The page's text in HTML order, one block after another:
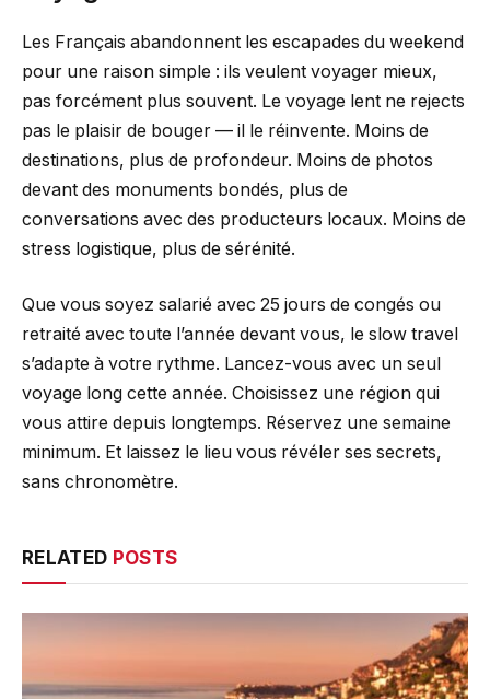
Les Français abandonnent les escapades du weekend
pour une raison simple : ils veulent voyager mieux,
pas forcément plus souvent. Le voyage lent ne rejects
pas le plaisir de bouger — il le réinvente. Moins de
destinations, plus de profondeur. Moins de photos
devant des monuments bondés, plus de
conversations avec des producteurs locaux. Moins de
stress logistique, plus de sérénité.
Que vous soyez salarié avec 25 jours de congés ou
retraité avec toute l’année devant vous, le slow travel
s’adapte à votre rythme. Lancez-vous avec un seul
voyage long cette année. Choisissez une région qui
vous attire depuis longtemps. Réservez une semaine
minimum. Et laissez le lieu vous révéler ses secrets,
sans chronomètre.
RELATED POSTS